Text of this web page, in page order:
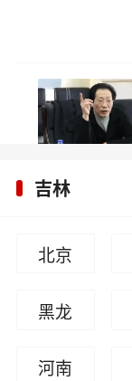
吉林
北京
黑龙
河南